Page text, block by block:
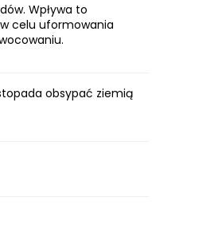
Wpływa to
celu uformowania
obsypać ziemią